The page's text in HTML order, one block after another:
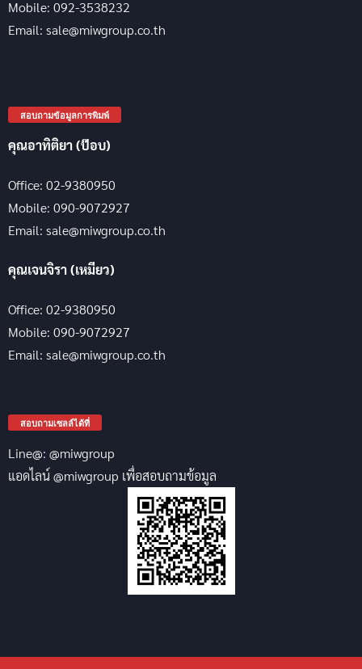
Mobile: 092-3538232
Email: sale@miwgroup.co.th
สอบถามข้อมูลการพิมพ์
คุณอาทิติยา (ป๊อบ)
Office: 02-9380950
Mobile: 090-9072927
Email: sale@miwgroup.co.th
คุณเจนจิรา (เหมียว)
Office: 02-9380950
Mobile: 090-9072927
Email: sale@miwgroup.co.th
สอบถามเซลล์ได้ที่
Line@: @miwgroup
แอดไลน์ @miwgroup เพื่อสอบถามข้อมูล